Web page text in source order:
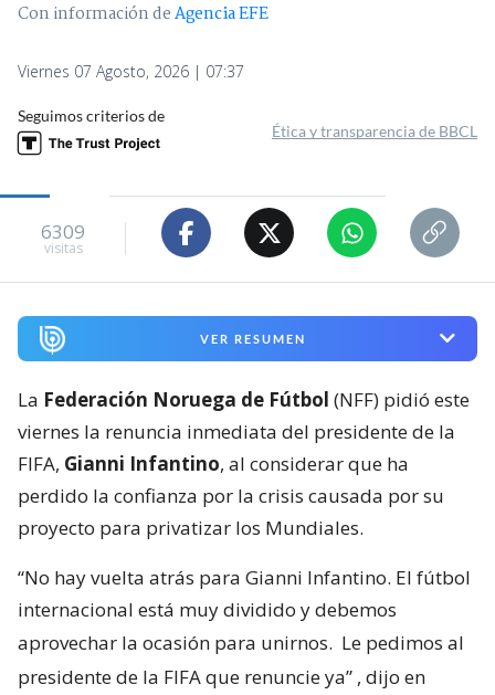
Con información deAgencia EFE
Viernes 07 Agosto, 2026 | 07:37
Seguimos criterios de
Ética y transparencia de BBCL
6309
visitas
VER RESUMEN
La Federación Noruega de Fútbol (NFF) pidió este
viernes la renuncia inmediata del presidente de la
FIFA, Gianni Infantino, al considerar que ha
perdido la confianza por la crisis causada por su
proyecto para privatizar los Mundiales.
“No hay vuelta atrás para Gianni Infantino. El fútbol
internacional está muy dividido y debemos
aprovechar la ocasión para unirnos. Le pedimos al
presidente de la FIFA que renuncie ya” , dijo en